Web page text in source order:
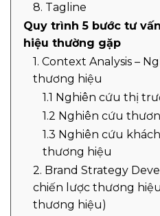
8. Tagline
Quy trình 5 bước tư
hiệu thường gặp
1. Context Analysis –
thương hiệu
1.1 Nghiên cứu thị
1.2 Nghiên cứu
1.3 Nghiên cứu
thương hiệu
2. Brand Strategy
chiến lược thương
thương hiệu)